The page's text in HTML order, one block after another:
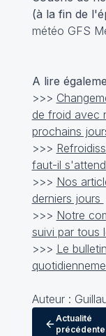
(à la fin de
météo GFS
A lire
>>>
de froid avec
prochains
>>>
faut-il
>>> Nos
derniers jours
>>> Notre
suivi par tous
>>> Le
Auteur :
Actualité
précédente